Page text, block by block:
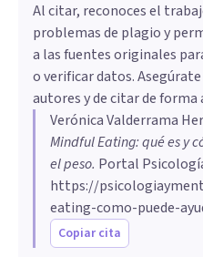
Al citar, reconoces el
problemas de plagio y
a las fuentes originales
o verificar datos.
autores y de citar de forma
Verónica Valderrama
Mindful Eating: qué es y
el peso. Portal
https://
eating-como-puede-
Copiar cita